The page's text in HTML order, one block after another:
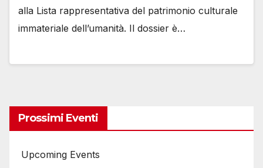
alla Lista rappresentativa del patrimonio culturale
immateriale dell’umanità. Il dossier è…
Prossimi Eventi
Upcoming Events